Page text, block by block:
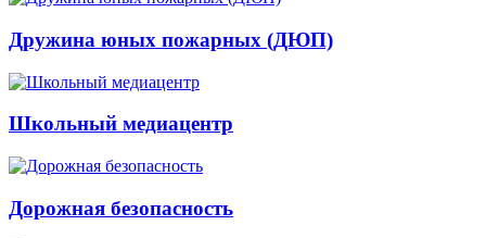
Дружина юных пожарных (ДЮП)
Школьный медиацентр
Дорожная безопасность